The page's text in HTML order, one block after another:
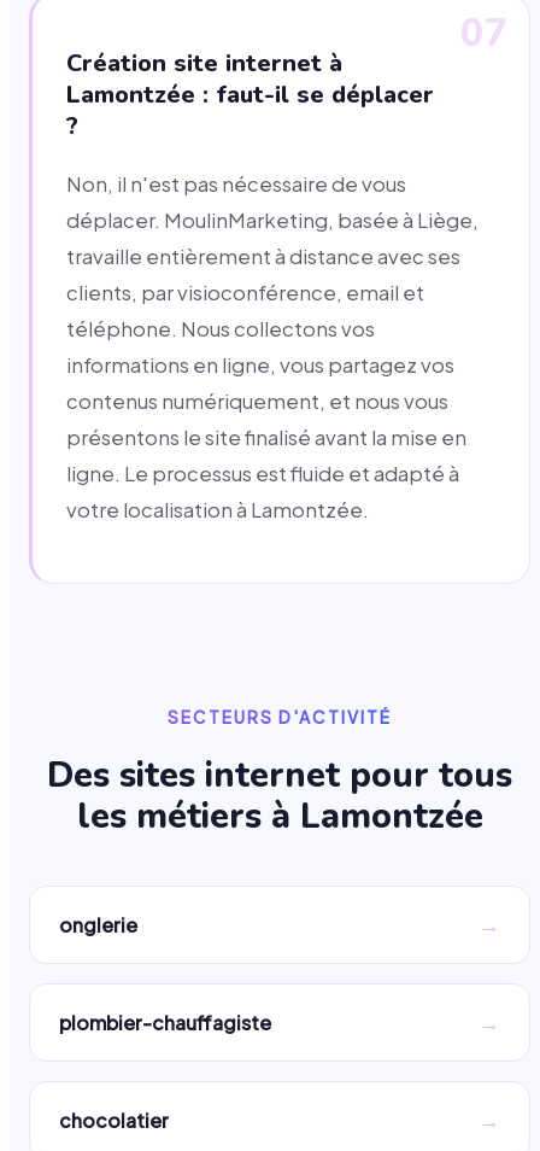
07
Création site internet à
Lamontzée : faut-il se déplacer
?
Non, il n'est pas nécessaire de vous
déplacer. MoulinMarketing, basée à Liège,
travaille entièrement à distance avec ses
clients, par visioconférence, email et
téléphone. Nous collectons vos
informations en ligne, vous partagez vos
contenus numériquement, et nous vous
présentons le site finalisé avant la mise en
ligne. Le processus est fluide et adapté à
votre localisation à Lamontzée.
SECTEURS D'ACTIVITÉ
Des sites internet pour tous
les métiers à Lamontzée
onglerie →
plombier-chauffagiste →
chocolatier →